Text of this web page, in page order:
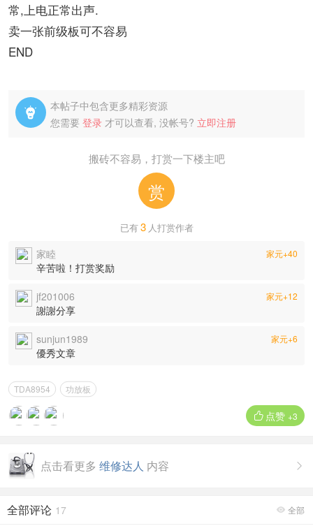
常,上电正常出声.
卖一张前级板可不容易
END

本帖子中包含更多精彩资源
您需要 登录 才可以查看, 没帐号? 立即注册
搬砖不容易，打赏一下楼主吧
赏
已有3 人打赏作者
家元+40
家睦
辛苦啦！打赏奖励
家元+12
jf201006
謝謝分享
家元+6
sunjun1989
優秀文章
TDA8954 功放板
 点赞 +3

点击看更多 维修达人 内容
 全部
全部评论 17